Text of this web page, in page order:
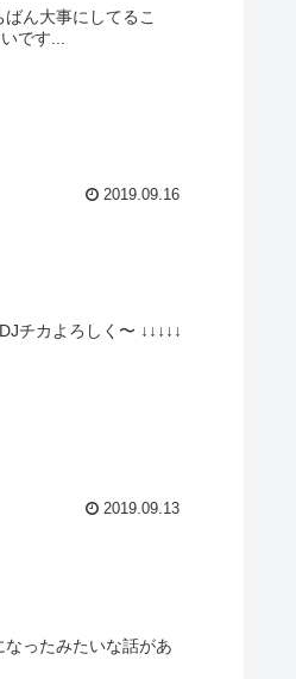
ん大事にしてるこ
です...
2019.09.16
チカよろしく〜 ↓↓↓↓↓
2019.09.13
ったみたいな話があ